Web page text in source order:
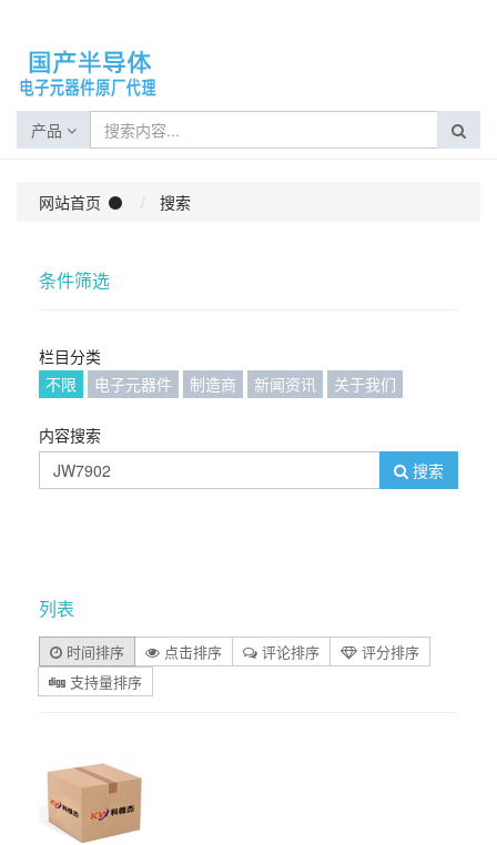
产品
网站首页 搜索
条件筛选
栏目分类
不限 电子元器件 制造商 新闻资讯 关于我们
内容搜索
搜索
列表
时间排序 点击排序 评论排序
评分排序
支持量排序